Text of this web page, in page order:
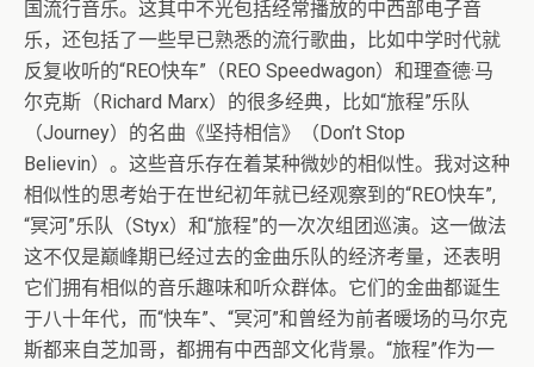
国流行音乐。这其中不光包括经常播放的中西部电子音
乐，还包括了一些早已熟悉的流行歌曲，比如中学时代就
反复收听的“REO快车”（REO Speedwagon）和理查德·马
尔克斯（Richard Marx）的很多经典，比如“旅程”乐队
（Journey）的名曲《坚持相信》（Don’t Stop
Believin）。这些音乐存在着某种微妙的相似性。我对这种
相似性的思考始于在世纪初年就已经观察到的“REO快车”,
“冥河”乐队（Styx）和“旅程”的一次次组团巡演。这一做法
这不仅是巅峰期已经过去的金曲乐队的经济考量，还表明
它们拥有相似的音乐趣味和听众群体。它们的金曲都诞生
于八十年代，而“快车”、“冥河”和曾经为前者暖场的马尔克
斯都来自芝加哥，都拥有中西部文化背景。“旅程”作为一